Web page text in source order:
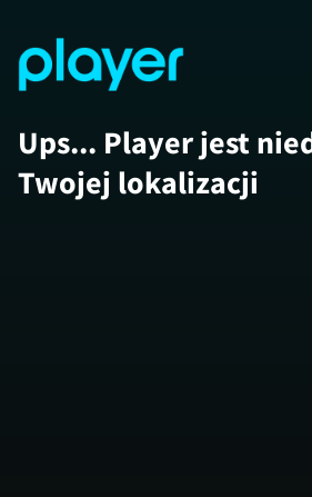
Ups... Player jest
Twojej lokalizacji